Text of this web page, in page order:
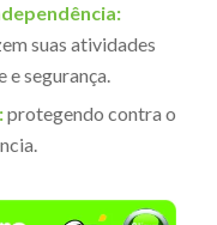
suas atividades
e segurança.
protegendo contra o